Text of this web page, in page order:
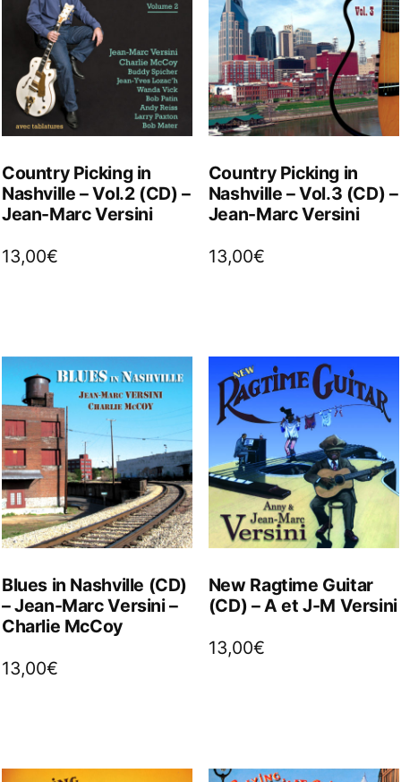
Country Picking in
Nashville – Vol.2 (CD) –
Jean-Marc Versini
13,00€
Country Picking in
Nashville – Vol.3 (CD) –
Jean-Marc Versini
13,00€
Blues in Nashville (CD)
– Jean-Marc Versini –
Charlie McCoy
13,00€
New Ragtime Guitar
(CD) – A et J-M Versini
13,00€